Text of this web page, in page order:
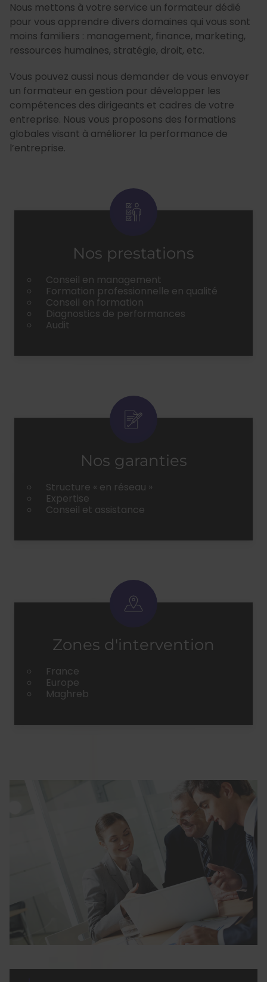
Nous mettons à votre service un formateur dédié
pour vous apprendre divers domaines qui vous sont
moins familiers : management, finance, marketing,
ressources humaines, stratégie, droit, etc.
Vous pouvez aussi nous demander de vous envoyer
un formateur en gestion pour développer les
compétences des dirigeants et cadres de votre
entreprise. Nous vous proposons des formations
globales visant à améliorer la performance de
l’entreprise.
Nos prestations
Conseil en management
Formation professionnelle en qualité
Conseil en formation
Diagnostics de performances
Audit
Nos garanties
Structure « en réseau »
Expertise
Conseil et assistance
Zones d'intervention
France
Europe
Maghreb